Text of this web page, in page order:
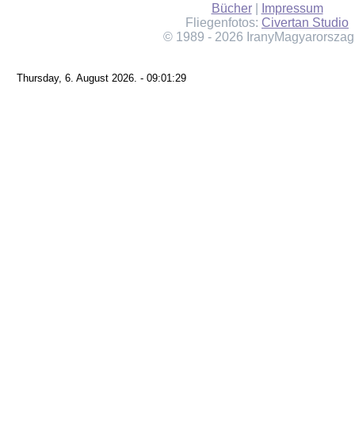
Bücher|
Impressum
Fliegenfotos: Civertan Studio
© 1989 - 2026
Thursday, 6. August 2026. - 09:01:29